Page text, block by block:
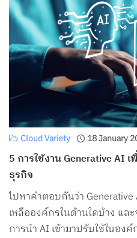
18 January
Cloud Variety
5 การใช้งาน Generative AI
ธุรกิจ
ไปหาคำตอบกันว่า
เหลือองค์กรในด้านใดบ้าง แล
การนำ AI เข้ามาปรับใช้ในองค์